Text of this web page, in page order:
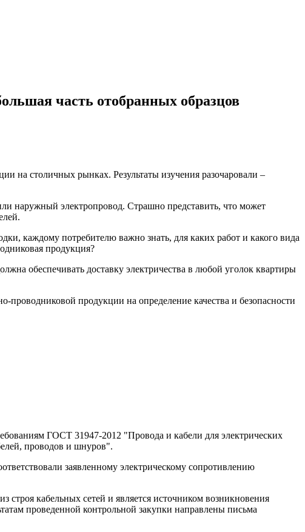
часть отобранных образцов
на столичных рынках. Результаты изучения разочаровали –
наружный электропровод. Страшно представить, что может
каждому потребителю важно знать, для каких работ и какого вида
продукция?
обеспечивать доставку электричества в любой уголок квартиры
проводниковой продукции на определение качества и безопасности
ГОСТ 31947-2012 "Провода и кабели для электрических
проводов и шнуров".
заявленному электрическому сопротивлению
строя кабельных сетей и является источником возникновения
проведенной контрольной закупки направлены письма